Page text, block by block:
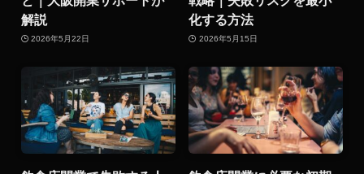
解説
2026年5月22日
化する方法
2026年5月15日